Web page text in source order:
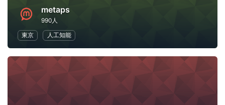
metaps
990人
東京
人工知能